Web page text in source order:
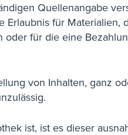
Quellenangabe
für Materialien,
für die eine
von Inhalten, ganz
ist, ist es dieser